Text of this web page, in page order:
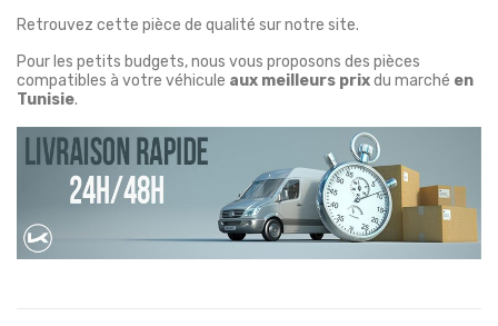
Retrouvez cette pièce de qualité sur notre site.
Pour les petits budgets, nous vous proposons des pièces
compatibles à votre véhicule aux meilleurs prixdu marché en
Tunisie.